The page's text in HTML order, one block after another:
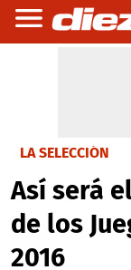
LA SELECCIÓN
Así será
de los
2016